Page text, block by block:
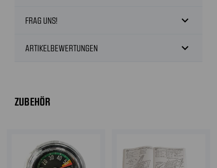
FRAG UNS! expand_more
ARTIKELBEWERTUNGEN expand_more
ZUBEHÖR